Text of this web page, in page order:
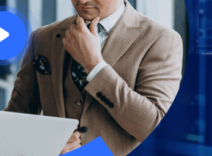
影片/音樂
VoiceWave
VideoKit
片工具
推薦朋友
邀請好友，賺取獎勵
